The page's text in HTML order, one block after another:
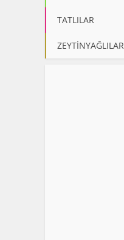
TATLILAR
ZEYTİNYAĞLILAR